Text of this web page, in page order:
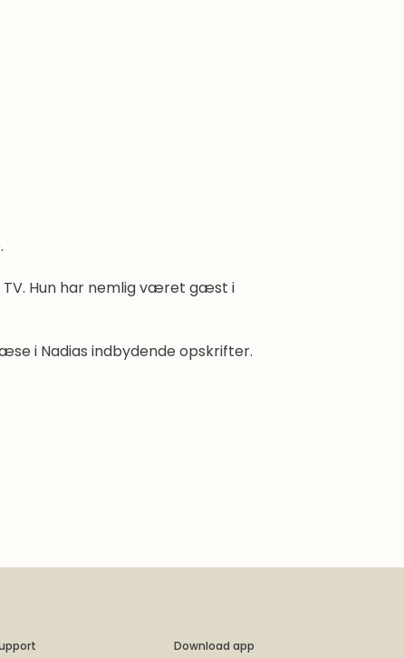
TV. Hun har nemlig været gæst i
i Nadias indbydende opskrifter.
Download app